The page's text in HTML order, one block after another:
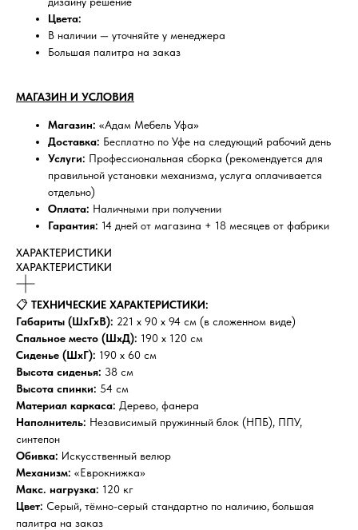
Цвета:
В наличии — уточняйте у менеджера
Большая палитра на заказ
МАГАЗИН И УСЛОВИЯ
Магазин: «Адам Мебель Уфа»
Доставка: Бесплатно по Уфе на следующий рабочий день
Услуги: Профессиональная сборка (рекомендуется для
правильной установки механизма, услуга оплачивается
отдельно)
Оплата: Наличными при получении
Гарантия: 14 дней от магазина + 18 месяцев от фабрики
ХАРАКТЕРИСТИКИ
ХАРАКТЕРИСТИКИ
📋 ТЕХНИЧЕСКИЕ ХАРАКТЕРИСТИКИ:
Габариты (ШхГхВ): 221 x 90 x 94 см (в сложенном виде)
Спальное место (ШхД): 190 x 120 см
Сиденье (ШхГ): 190 x 60 см
Высота сиденья: 38 см
Высота спинки: 54 см
Материал каркаса: Дерево, фанера
Наполнитель: Независимый пружинный блок (НПБ), ППУ,
синтепон
Обивка: Искусственный велюр
Механизм: «Еврокнижка»
Макс. нагрузка: 120 кг
Цвет: Серый, тёмно-серый стандартно по наличию, большая
палитра на заказ